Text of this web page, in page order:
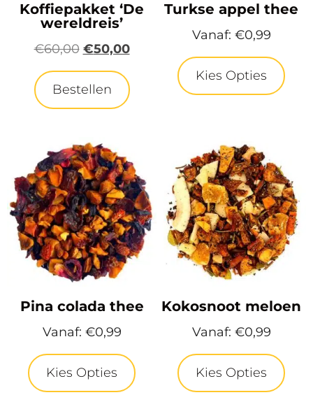
Koffiepakket ‘De
wereldreis’
€60,00 €50,00
Bestellen
Turkse appel thee
Vanaf: €0,99
Kies Opties
Pina colada thee
Vanaf: €0,99
Kies Opties
Kokosnoot meloen
Vanaf: €0,99
Kies Opties